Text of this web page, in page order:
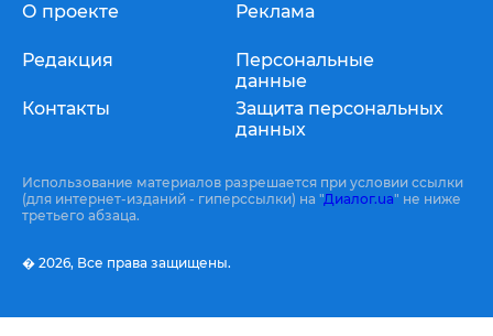
О проекте
Редакция
Контакты
Реклама
Персональные
данные
Защита персональных
данных
Использование материалов разрешается при условии ссылки
(для интернет-изданий - гиперссылки) на "Диалог.ua" не ниже
третьего абзаца.
� 2026, Все права защищены.